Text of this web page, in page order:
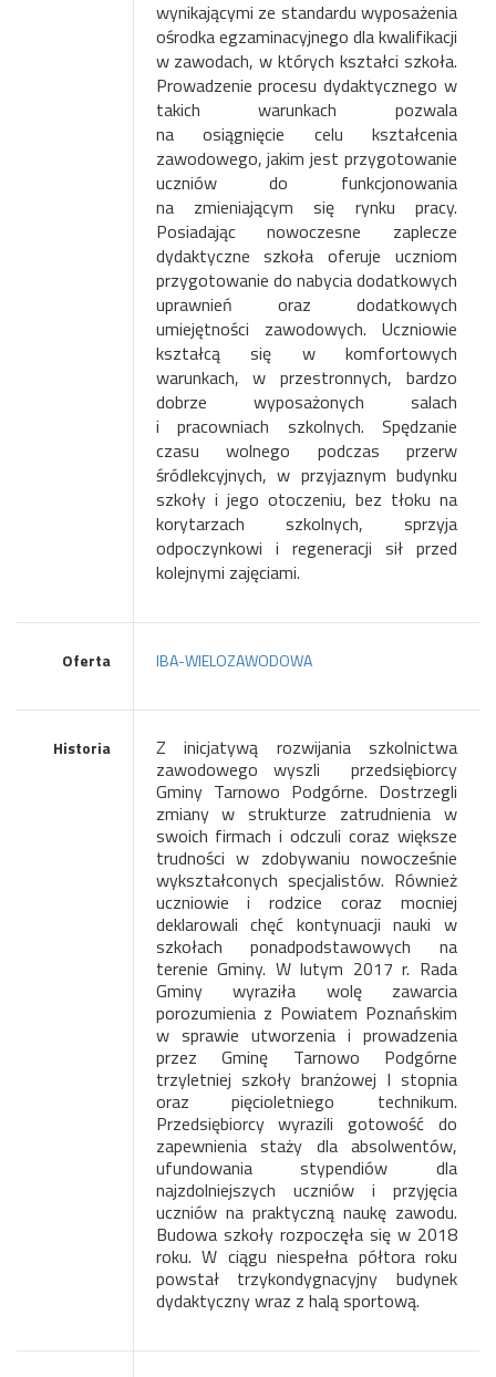
wynikającymi ze standardu wyposażenia
ośrodka egzaminacyjnego dla kwalifikacji
w zawodach, w których kształci szkoła.
Prowadzenie procesu dydaktycznego w
takich warunkach pozwala
na osiągnięcie celu kształcenia
zawodowego, jakim jest przygotowanie
uczniów do funkcjonowania
na zmieniającym się rynku pracy.
Posiadając nowoczesne zaplecze
dydaktyczne szkoła oferuje uczniom
przygotowanie do nabycia dodatkowych
uprawnień oraz dodatkowych
umiejętności zawodowych. Uczniowie
kształcą się w komfortowych
warunkach, w przestronnych, bardzo
dobrze wyposażonych salach
i pracowniach szkolnych. Spędzanie
czasu wolnego podczas przerw
śródlekcyjnych, w przyjaznym budynku
szkoły i jego otoczeniu, bez tłoku na
korytarzach szkolnych, sprzyja
odpoczynkowi i regeneracji sił przed
kolejnymi zajęciami.
Oferta IBA-WIELOZAWODOWA
Historia
Z inicjatywą rozwijania szkolnictwa
zawodowego wyszli
przedsiębiorcy
Gminy Tarnowo Podgórne. Dostrzegli
zmiany w strukturze zatrudnienia w
swoich firmach i odczuli coraz większe
trudności w zdobywaniu nowocześnie
wykształconych specjalistów. Również
uczniowie i rodzice coraz mocniej
deklarowali chęć kontynuacji nauki w
szkołach ponadpodstawowych na
terenie Gminy. W lutym 2017 r. Rada
Gminy wyraziła wolę zawarcia
porozumienia z Powiatem Poznańskim
w sprawie utworzenia i prowadzenia
przez Gminę Tarnowo Podgórne
trzyletniej szkoły branżowej I stopnia
oraz pięcioletniego technikum.
Przedsiębiorcy wyrazili gotowość do
zapewnienia staży dla absolwentów,
ufundowania stypendiów dla
najzdolniejszych uczniów i przyjęcia
uczniów na praktyczną naukę zawodu.
Budowa szkoły rozpoczęła się w 2018
roku. W ciągu niespełna półtora roku
powstał trzykondygnacyjny budynek
dydaktyczny wraz z halą sportową.